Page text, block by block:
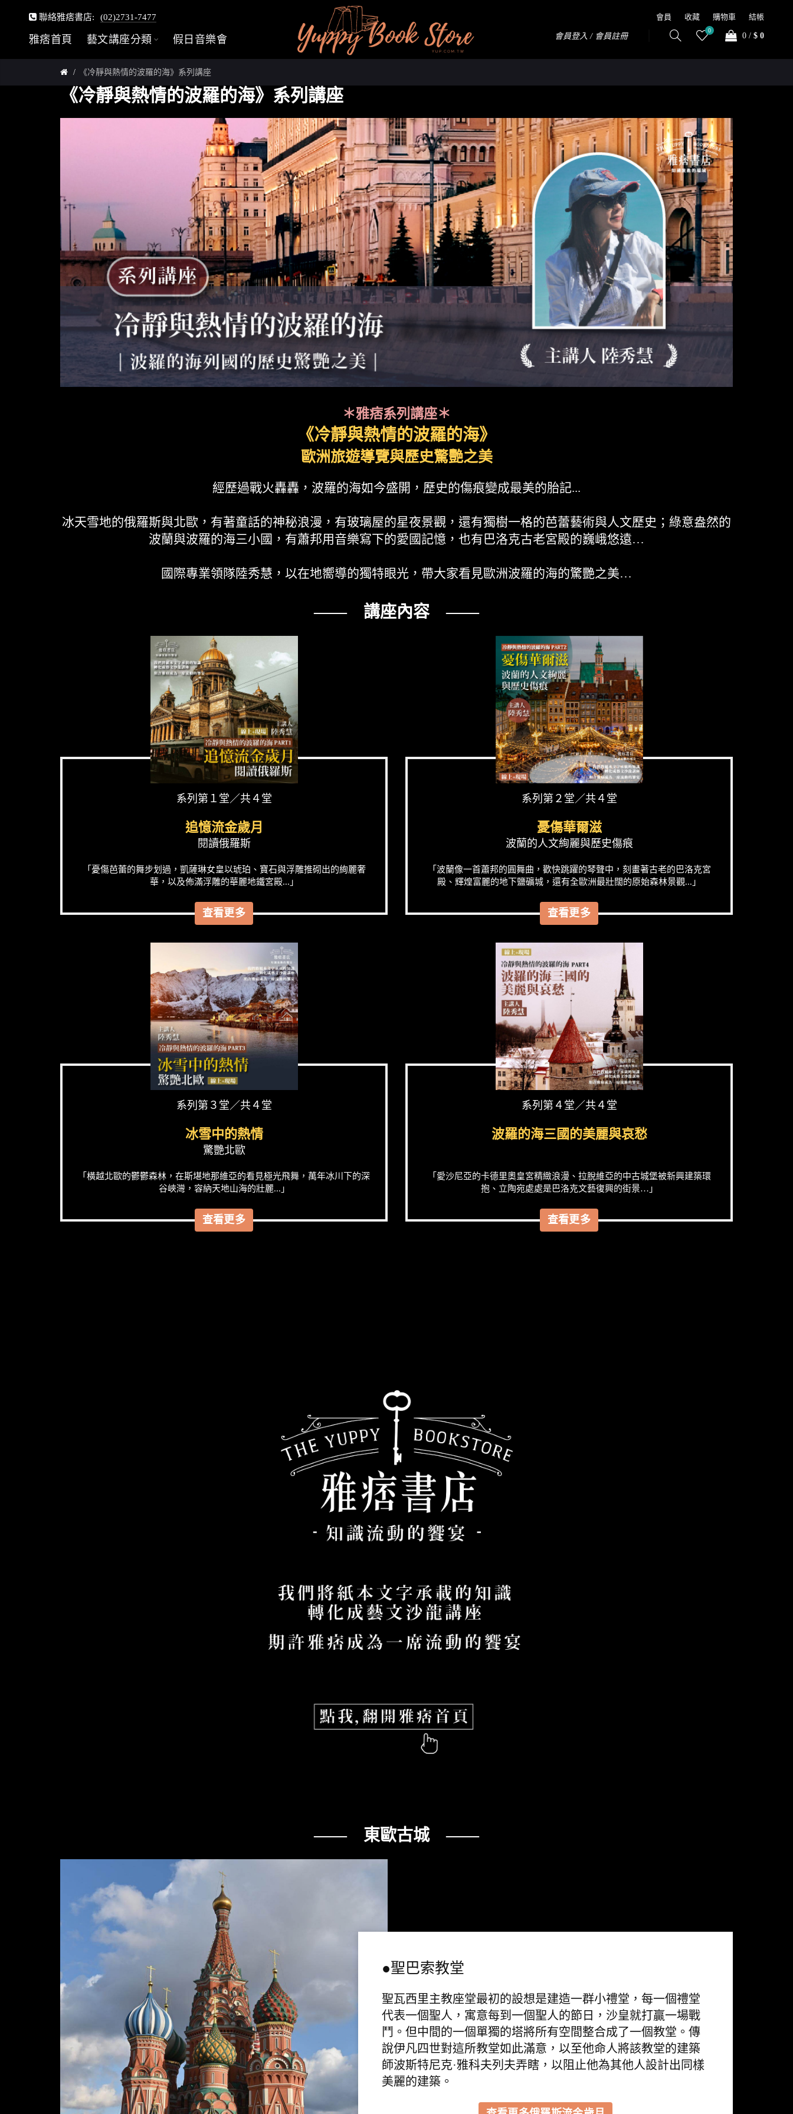
聯絡雅痞書店: (02)2731-7477
雅痞首頁 藝文講座分類 假日音樂會
會員 收藏 購物車 結帳
會員登入 / 會員註冊
0
0 / $ 0
《冷靜與熱情的波羅的海》系列講座
《冷靜與熱情的波羅的海》系列講座
＊雅痞系列講座＊
《冷靜與熱情的波羅的海》
歐洲旅遊導覽與歷史驚艷之美
經歷過戰火轟轟，波羅的海如今盛開，歷史的傷痕變成最美的胎記...
冰天雪地的俄羅斯與北歐，有著童話的神秘浪漫，有玻璃屋的星夜景觀，還有獨樹一格的芭蕾藝術與人文歷史；綠意盎然的
波蘭與波羅的海三小國，有蕭邦用音樂寫下的愛國記憶，也有巴洛克古老宮殿的巍峨悠遠…
國際專業領隊陸秀慧，以在地嚮導的獨特眼光，帶大家看見歐洲波羅的海的驚艷之美…
—— 講座內容 ——
系列第１堂／共４堂
追憶流金歲月
閱讀俄羅斯
「憂傷芭蕾的舞步划過，凱薩琳女皇以琥珀、寶石與浮雕推砌出的絢麗奢
華，以及佈滿浮雕的華麗地鐵宮殿...」
查看更多
系列第２堂／共４堂
憂傷華爾滋
波蘭的人文絢麗與歷史傷痕
「波蘭像一首蕭邦的圓舞曲，歡快跳躍的琴聲中，刻畫著古老的巴洛克宮
殿、輝煌富麗的地下鹽礦城，還有全歐洲最壯闊的原始森林景觀...」
查看更多
系列第３堂／共４堂
冰雪中的熱情
驚艷北歐
「橫越北歐的鬱鬱森林，在斯堪地那維亞的看見極光飛舞，萬年冰川下的深
谷峽灣，容納天地山海的壯麗...」
查看更多
系列第４堂／共４堂
波羅的海三國的美麗與哀愁
「愛沙尼亞的卡德里奧皇宮精緻浪漫、拉脫維亞的中古城堡被新興建築環
抱、立陶宛處處是巴洛克文藝復興的街景…」
查看更多
—— 東歐古城 ——
●聖巴索教堂
聖瓦西里主教座堂最初的設想是建造一群小禮堂，每一個禮堂
代表一個聖人，寓意每到一個聖人的節日，沙皇就打贏一場戰
鬥。但中間的一個單獨的塔將所有空間整合成了一個教堂。傳
說伊凡四世對這所教堂如此滿意，以至他命人將該教堂的建築
師波斯特尼克·雅科夫列夫弄瞎，以阻止他為其他人設計出同樣
美麗的建築。